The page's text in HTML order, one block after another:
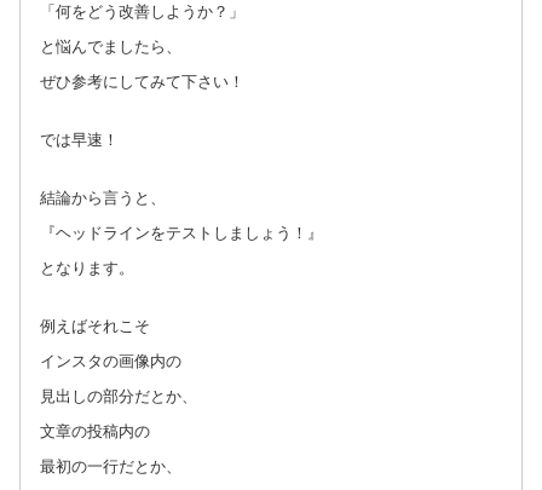
「何をどう改善しようか？」
と悩んでましたら、
ぜひ参考にしてみて下さい！
では早速！
結論から言うと、
『ヘッドラインをテストしましょう！』
となります。
例えばそれこそ
インスタの画像内の
見出しの部分だとか、
文章の投稿内の
最初の一行だとか、